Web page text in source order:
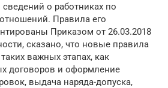
о работниках по
Правила его
Приказом от 26.03.2018
сказано, что новые правила
важных этапах, как
договоров и оформление
выдача наряда-допуска,